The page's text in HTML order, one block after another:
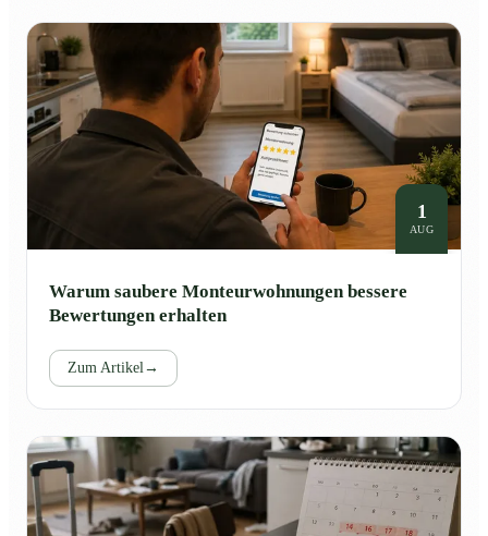
1
AUG
Warum saubere Monteurwohnungen bessere
Bewertungen erhalten
Zum Artikel →